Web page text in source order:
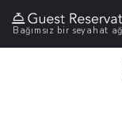
Bağımsız bir seyahat